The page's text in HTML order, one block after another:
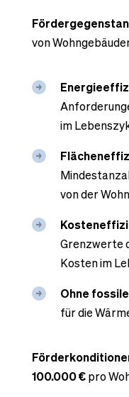
von
im
von der
Grenzwerte
Kosten im
Ohne
für die
100.000 €pro